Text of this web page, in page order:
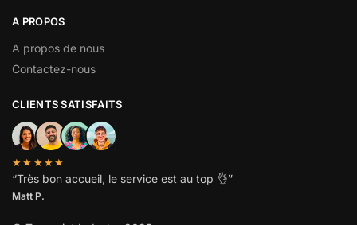
A PROPOS
A propos de nous
Contactez-nous
CLIENTS SATISFAITS
★★★★★
“Très bon accueil, le service est au top 👌”
Matt P.